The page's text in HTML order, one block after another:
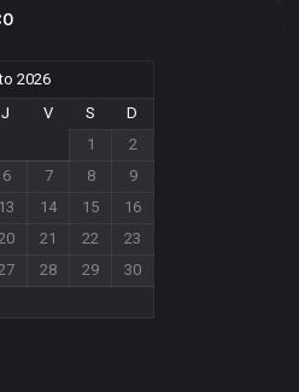
2026
J V S
D
1
2
6 7 8
9
13 14 15
16
21 22
23
28 29
30